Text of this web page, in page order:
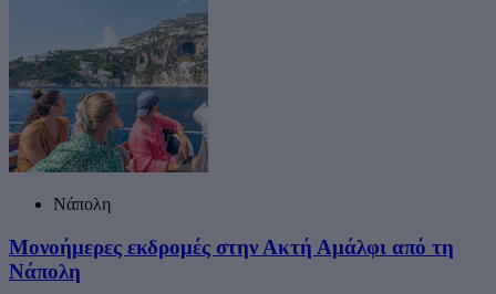
Νάπολη
Μονοήμερες εκδρομές στην Ακτή Αμάλφι από τη
Νάπολη